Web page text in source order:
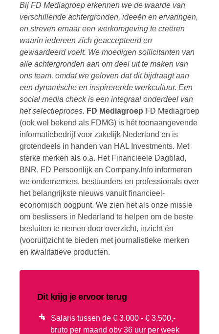
Bij FD Mediagroep erkennen we de waarde van
verschillende achtergronden, ideeën en ervaringen,
en streven ernaar een werkomgeving te creëren
waarin iedereen zich geaccepteerd en
gewaardeerd voelt. We moedigen sollicitanten van
alle achtergronden aan om deel uit te maken van
ons team, omdat we geloven dat dit bijdraagt aan
een dynamische en inspirerende werkcultuur. Een
social media check is een integraal onderdeel van
het selectieproces. FD Mediagroep FD Mediagroep
(ook wel bekend als FDMG) is hét toonaangevende
informatiebedrijf voor zakelijk Nederland en is
grotendeels in handen van HAL Investments. Met
sterke merken als o.a. Het Financieele Dagblad,
BNR, FD Persoonlijk en Company.Info informeren
we ondernemers, bestuurders en professionals over
het belangrijkste nieuws vanuit financieel-
economisch oogpunt. We zien het als onze missie
om beslissers in Nederland te helpen om de beste
besluiten te nemen door overzicht, inzicht én
(vooruit)zicht te bieden met journalistieke merken
en kwalitatieve producten.
Dit krijg je ervoor terug
Salaris tussen de € 3.000 - € 3.500,-
bruto per maand obv 36 uur per week